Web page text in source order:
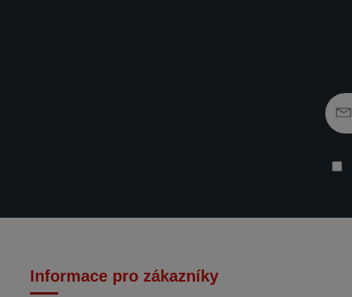
Informace pro zákazníky